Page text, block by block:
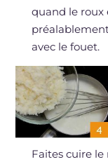
quand le roux
avec le fouet.
Faites cuire